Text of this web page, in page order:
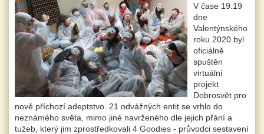
V čase 19:19
dne
Valentýnského
roku 2020 byl
oficiálně
spuštěn
virtuální
projekt
Dobrosvět pro
nově příchozí adeptstvo. 21 odvážných entit se vrhlo do
neznámého světa, mimo jiné navrženého dle jejich přání a
tužeb, který jim zprostředkovali 4 Goodies - průvodci sestavení